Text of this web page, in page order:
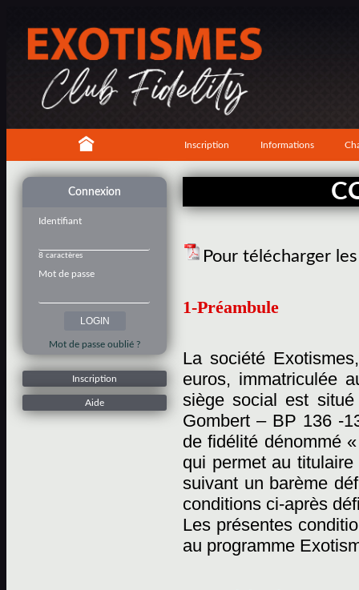
Inscription Informations
Connexion
Identifiant
8 caractères
Mot de passe
Mot de passe oublié ?
Inscription
Aide
Pour télécharger
1-Préambule
La société
euros, immatriculée
siège social est
Gombert – BP 136 -
de fidélité dénommé
qui permet au
suivant un barème
conditions ci-après
Les présentes
au programme